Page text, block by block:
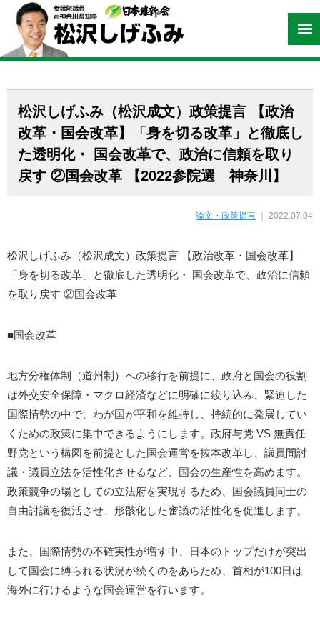
松沢しげふみ（松沢成文）政策提言 【政治
改革・国会改革】「身を切る改革」と徹底し
た透明化・ 国会改革で、政治に信頼を取り
戻す ②国会改革 【2022参院選 神奈川】
論文・政策提言 ｜ 2022.07.04
松沢しげふみ（松沢成文）政策提言 【政治改革・国会改革】
「身を切る改革」と徹底した透明化・ 国会改革で、政治に信頼
を取り戻す ②国会改革
■国会改革
地方分権体制（道州制）への移行を前提に、政府と国会の役割
は外交安全保障・マクロ経済などに明確に絞り込み、緊迫した
国際情勢の中で、わが国が平和を維持し、持続的に発展してい
くための政策に集中できるようにします。政府与党 VS 無責任
野党という構図を前提とした国会運営を抜本改革し、議員間討
議・議員立法を活性化させるなど、国会の生産性を高めます。
政策競争の場としての立法府を実現するため、国会議員同士の
自由討議を復活させ、形骸化した審議の活性化を促進します。
また、国際情勢の不確実性が増す中、日本のトップだけが突出
して国会に縛られる状況が続くのをあらため、首相が100日は
海外に行けるような国会運営を行います。